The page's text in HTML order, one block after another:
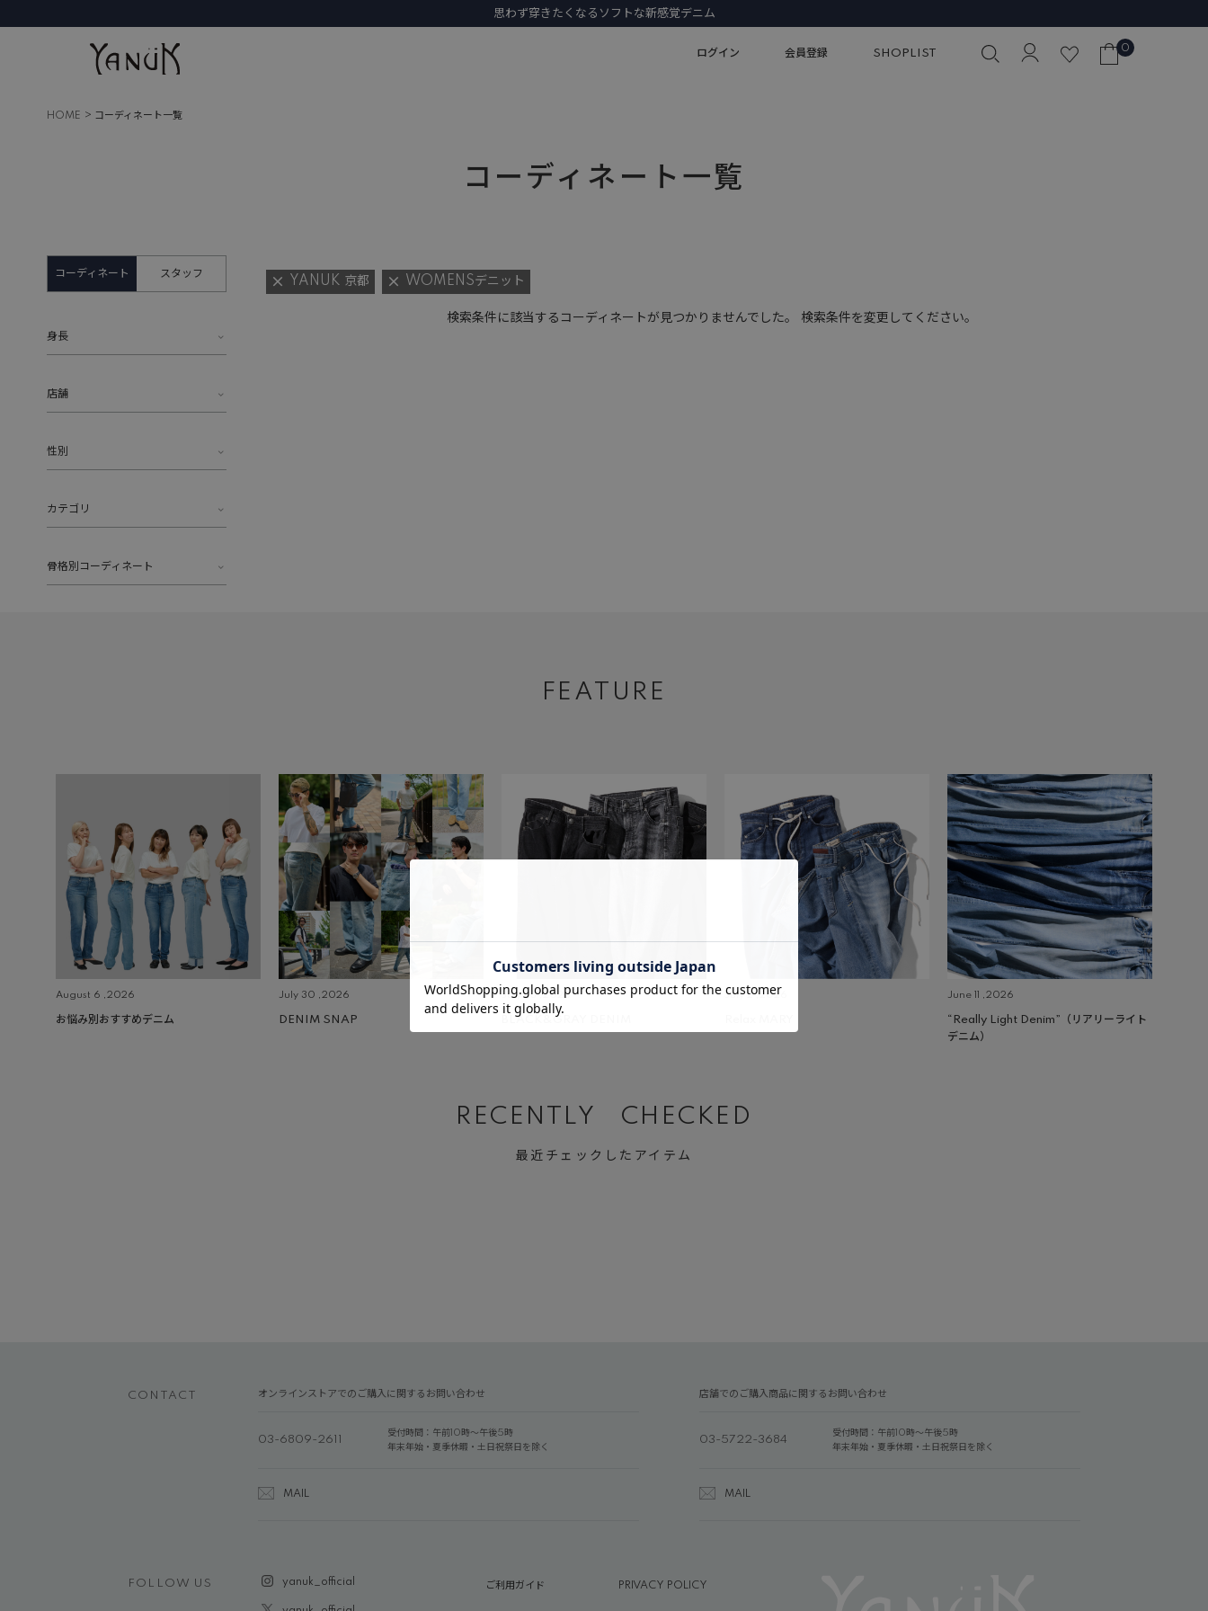
思わず穿きたくなるソフトな新感覚デニム
ログイン 会員登録 SHOPLIST 0
HOME コーディネート一覧
コーディネート一覧
コーディネート スタッフ
身長
店舗
性別
カテゴリ
骨格別コーディネート
YANUK 京都 WOMENSデニット
検索条件に該当するコーディネートが見つかりませんでした。 検索条件を変更してください。
FEATURE
August 6 ,2026
お悩み別おすすめデニム
July 30 ,2026
DENIM SNAP
July 23 ,2026
BLACK&GRAY DENIM
July 2 ,2026 June 11 ,2026
“Really Light Denim”（リアリーライト
デニム）
RECENTLY CHECKED
最近チェックしたアイテム
CONTACT オンラインストアでのご購入に関するお問い合わせ
03-6809-2611
受付時間：午前10時～午後5時
年末年始・夏季休暇・土日祝祭日を除く
MAIL
店舗でのご購入商品に関するお問い合わせ
03-5722-3684
受付時間：午前10時～午後5時
年末年始・夏季休暇・土日祝祭日を除く
MAIL
FOLLOW US yanuk_official ご利用ガイド PRIVACY POLICY